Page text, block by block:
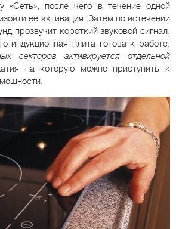
«Сеть», после чего в течение одной
ее активация. Затем по истечении
прозвучит короткий звуковой сигнал,
индукционная плита готова к работе.
секторов активируется отдельной
на которую можно приступить к